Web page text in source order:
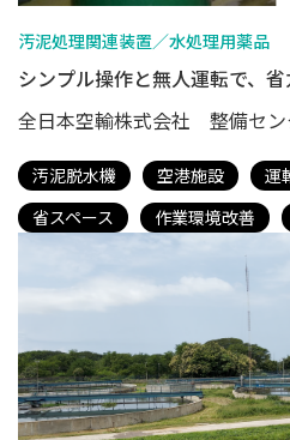
汚泥処理関連装置／水処理用薬品
シンプル操作と無人運転で、
全日本空輸株式会社 整備セン
汚泥脱水機 空港施設
運
省スペース
作業環境改善